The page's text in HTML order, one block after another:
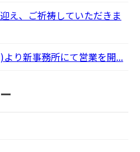
え、ご祈祷していただきま
り新事務所にて営業を開...